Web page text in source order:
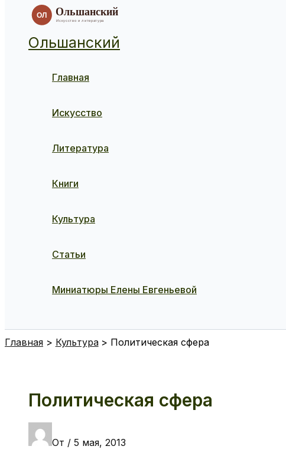
Ольшанский
Главная
Искусство
Литература
Книги
Культура
Статьи
Миниатюры Елены Евгеньевой
Главная Культура Политическая сфера
Политическая сфера
От / 5 мая, 2013